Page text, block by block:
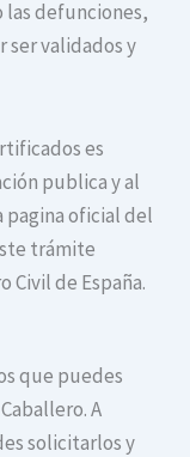
las defunciones,
ser validados y
es
publica y al
pagina oficial del
trámite
de España.
que puedes
A
solicitarlos y